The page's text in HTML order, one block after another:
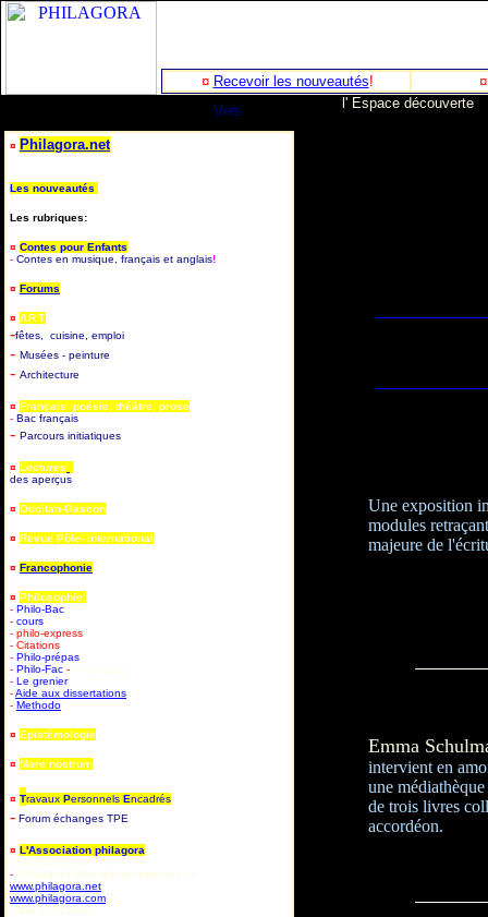
¤ Recevoir les nouveautés!
Vers
l' Espace découverte
¤ Philagora.net
Les nouveautés
Les rubriques:
¤ Contes pour Enfants
- Contes en musique, français et anglais!
¤ Forums
¤ ART
-fêtes, cuisine, emploi
- Musées - peinture
- Architecture
¤ Français poésie, théâtre, prose
- Bac français
- Parcours initiatiques
¤ Lectures
des aperçus
¤ Occitan-Gascon
¤ Revue Pôle- international
¤ Francophonie
¤ Philosophie:
- Philo-Bac
- cours
- philo-express
- Citations
- Philo-prépas
- Philo-Fac - Prepagreg
- Le grenier
-Aide aux dissertations
- Methodo
¤ Epistémologie
¤ Mare nostrum
¤ Travaux Personnels Encadrés
- Forum échanges TPE
¤ L'Association philagora
Pourquoi ce site?
-
Philagora tous droits réservés. ©
www.philagora.net
www.philagora.com
-CNIL n°713062-
Une exposition
modules
majeure de
Emma
intervient en
une
de trois livres
accordéon.